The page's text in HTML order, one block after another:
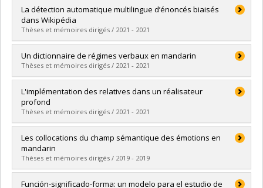
Diplômé(e) :Corriveau, Hubert
Cycle :Maîtrise
Diplôme obtenu :M.A.
Lien vers le document dans Papyrus
La détection automatique multilingue d’énoncés biaisés
dans Wikipédia
Thèses et mémoires dirigés / 2021 - 2021
Diplômé(e) :Aleksandrova, Desislava
Cycle : Maîtrise
Diplôme obtenu :M.A.
Lien vers le document dans Papyrus
Un dictionnaire de régimes verbaux en mandarin
Thèses et mémoires dirigés / 2021 - 2021
Diplômé(e) :He, Linna
Cycle :Maîtrise
Diplôme obtenu :M.A.
Lien vers le document dans Papyrus
L'implémentation des relatives dans un réalisateur
profond
Thèses et mémoires dirigés / 2021 - 2021
Diplômé(e) :Portenseigne, Charlotte
Cycle :Maîtrise
Diplôme obtenu :M.A.
Lien vers le document dans Papyrus
Les collocations du champ sémantique des émotions en
mandarin
Thèses et mémoires dirigés / 2019 - 2019
Diplômé(e) :Zhao, Xiaoyu
Función-significado-forma: un modelo para el estudio de